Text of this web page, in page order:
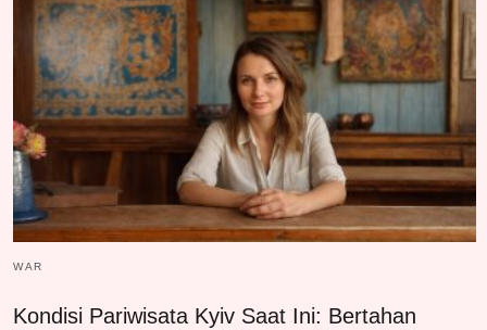
WAR
Kondisi Pariwisata Kyiv Saat Ini: Bertahan